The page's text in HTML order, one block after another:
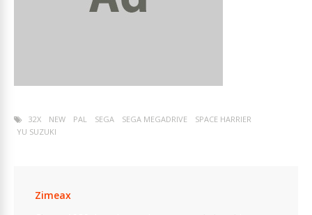
32X NEW PAL SEGA SEGA MEGADRIVE
SPACE HARRIER
YU SUZUKI
Zimeax